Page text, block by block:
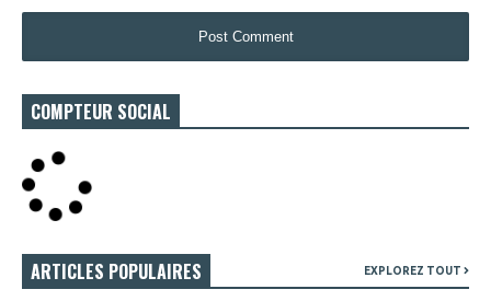
COMPTEUR SOCIAL
ARTICLES POPULAIRES EXPLOREZ TOUT